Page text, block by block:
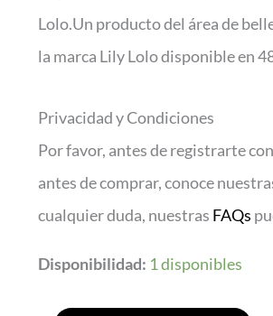
Lolo.Un producto del área de
la marca Lily Lolo disponible en
Privacidad y Condiciones
Por favor, antes de registrarte
antes de comprar, conoce
cualquier duda, nuestras FAQs
Disponibilidad: 1 disponibles